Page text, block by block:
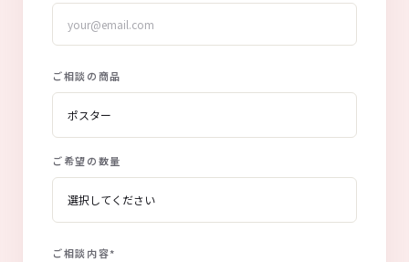
ご相談の商品
ご希望の数量
ご相談内容*